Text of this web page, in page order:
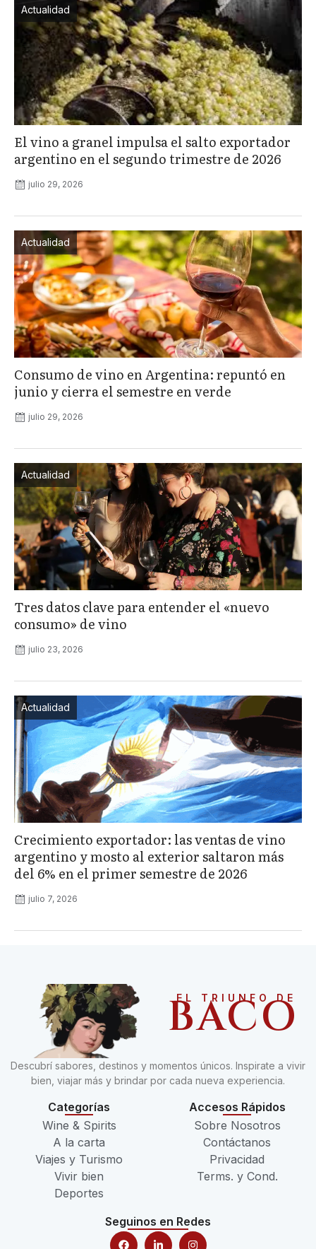
Actualidad
El vino a granel impulsa el salto exportador
argentino en el segundo trimestre de 2026
julio 29, 2026
Actualidad
Consumo de vino en Argentina: repuntó en
junio y cierra el semestre en verde
julio 29, 2026
Actualidad
Tres datos clave para entender el «nuevo
consumo» de vino
julio 23, 2026
Actualidad
Crecimiento exportador: las ventas de vino
argentino y mosto al exterior saltaron más
del 6% en el primer semestre de 2026
julio 7, 2026
EL TRIUNFO DE
BACO
Descubrí sabores, destinos y momentos únicos. Inspirate a vivir
bien, viajar más y brindar por cada nueva experiencia.
Categorías
Wine & Spirits
A la carta
Viajes y Turismo
Vivir bien
Deportes
Accesos Rápidos
Sobre Nosotros
Contáctanos
Privacidad
Terms. y Cond.
Seguinos en Redes